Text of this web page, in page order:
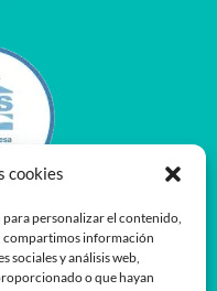
cookies
para personalizar el contenido,
compartimos información
sociales y análisis web,
o que hayan